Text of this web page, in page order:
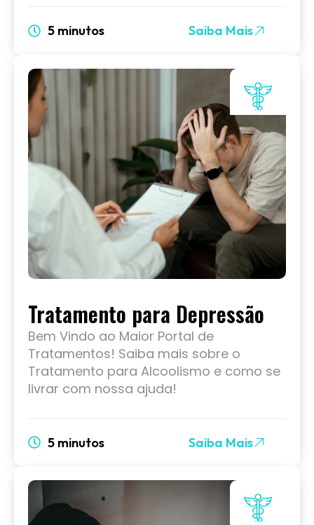
5 minutos Saiba Mais
Tratamento para Depressão
Bem Vindo ao Maior Portal de
Tratamentos! Saiba mais sobre o
Tratamento para Alcoolismo e como se
livrar com nossa ajuda!
5 minutos Saiba Mais